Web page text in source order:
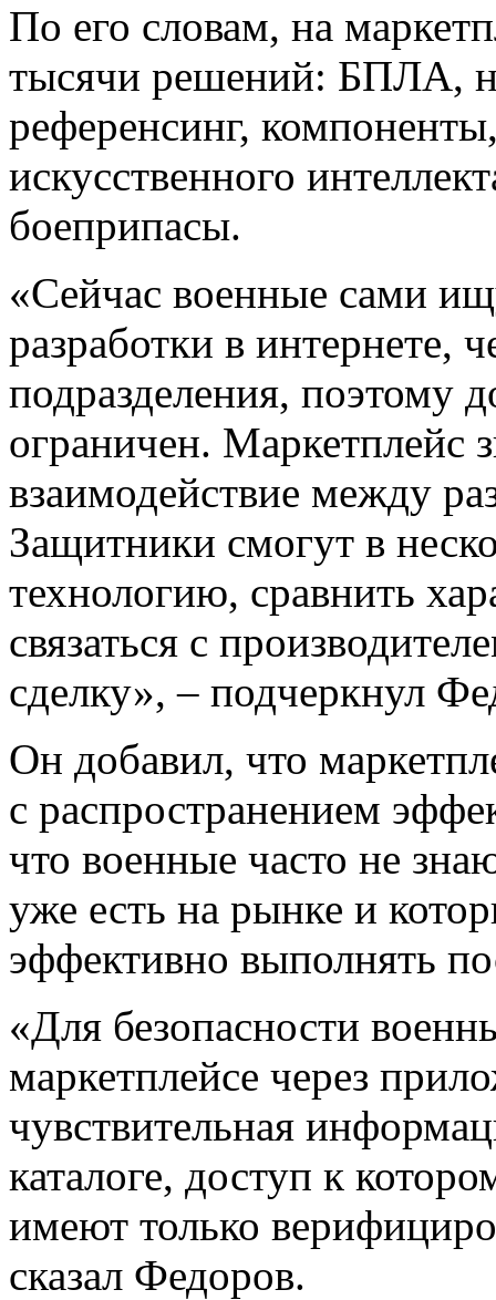
По его словам, на
тысячи решений: БПЛА,
референсинг,
искусственного
боеприпасы.
«Сейчас военные сами
разработки в интернете,
подразделения, поэтому
ограничен. Маркетплейс
взаимодействие между
Защитники смогут в
технологию, сравнить
связаться с
сделку», – подчеркнул
Он добавил, что
с распространением
что военные часто не
уже есть на рынке и
эффективно выполнять
«Для безопасности
маркетплейсе через
чувствительная
каталоге, доступ к
имеют только
сказал Федоров.